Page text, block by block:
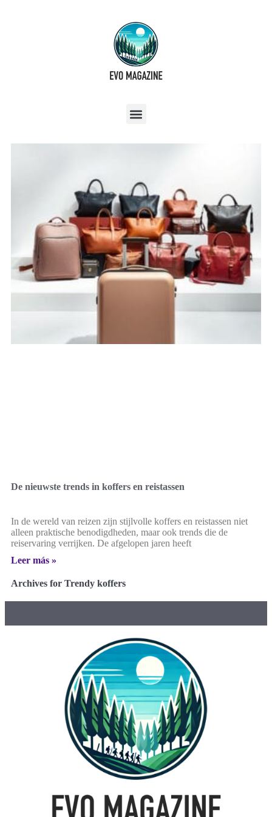
De nieuwste trends in koffers en reistassen
In de wereld van reizen zijn stijlvolle koffers en reistassen niet
alleen praktische benodigdheden, maar ook trends die de
reiservaring verrijken. De afgelopen jaren heeft
Leer más »
Archives for Trendy koffers